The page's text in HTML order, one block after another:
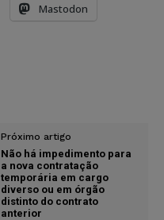
Mastodon
Próximo artigo
Não há impedimento para
a nova contratação
temporária em cargo
diverso ou em órgão
distinto do contrato
anterior